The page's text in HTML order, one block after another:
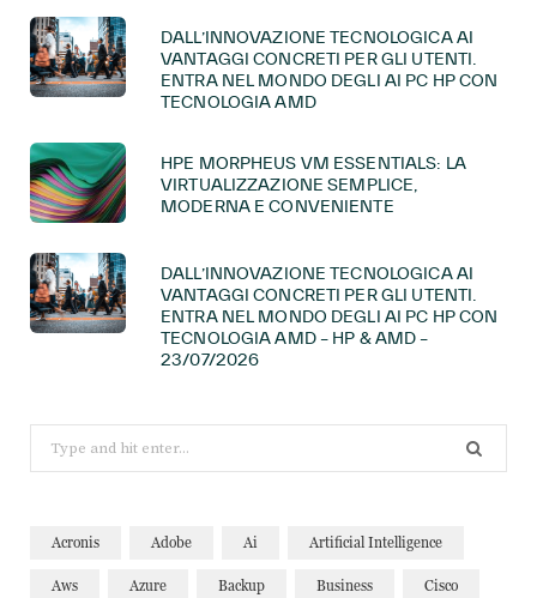
DALL’INNOVAZIONE TECNOLOGICA AI
VANTAGGI CONCRETI PER GLI UTENTI.
ENTRA NEL MONDO DEGLI AI PC HP CON
TECNOLOGIA AMD
HPE MORPHEUS VM ESSENTIALS: LA
VIRTUALIZZAZIONE SEMPLICE,
MODERNA E CONVENIENTE
DALL’INNOVAZIONE TECNOLOGICA AI
VANTAGGI CONCRETI PER GLI UTENTI.
ENTRA NEL MONDO DEGLI AI PC HP CON
TECNOLOGIA AMD – HP & AMD –
23/07/2026
for:
Acronis Adobe Ai Artificial Intelligence
Aws Azure Backup Business Cisco